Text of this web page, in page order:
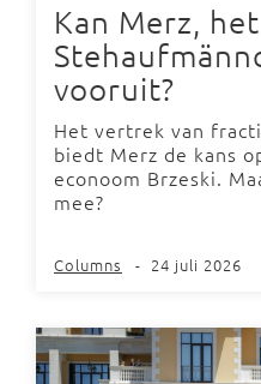
Kan Merz, het
vooruit?
Het vertrek van
biedt Merz de kans
econoom Brzeski.
mee?
Columns - 24 juli 2026